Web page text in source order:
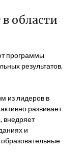
области
программы
результатов.
из лидеров в
развивает
внедряет
и